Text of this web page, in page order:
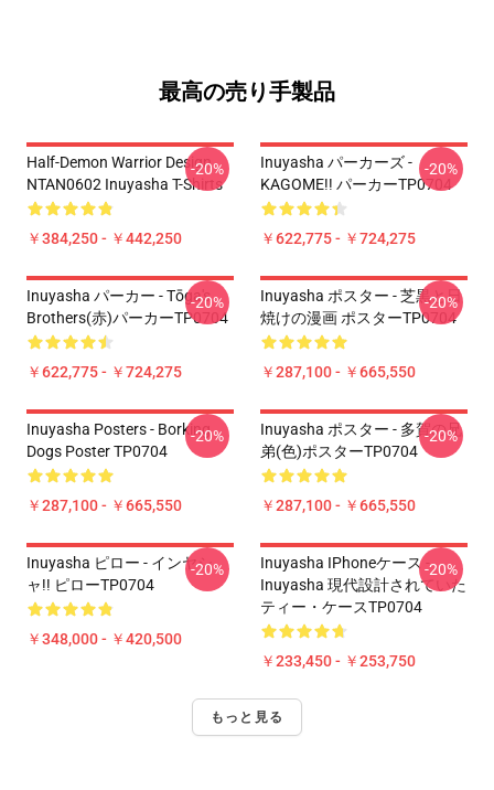
最高の売り手製品
Half-Demon Warrior Design
NTAN0602 Inuyasha T-Shirts
￥384,250 - ￥442,250
-20%
Inuyasha パーカーズ -
KAGOME!! パーカーTP0704
￥622,775 - ￥724,275
-20%
Inuyasha パーカー - Tōga's
Brothers(赤)パーカーTP0704
￥622,775 - ￥724,275
-20%
Inuyasha ポスター - 芝黒と日
焼けの漫画 ポスターTP0704
￥287,100 - ￥665,550
-20%
Inuyasha Posters - Borking
Dogs Poster TP0704
￥287,100 - ￥665,550
-20%
Inuyasha ポスター - 多賀の兄
弟(色)ポスターTP0704
￥287,100 - ￥665,550
-20%
Inuyasha ピロー - インヤシ
ャ!! ピローTP0704
￥348,000 - ￥420,500
-20%
Inuyasha IPhoneケース -
Inuyasha 現代設計されていた
ティー・ケースTP0704
￥233,450 - ￥253,750
-20%
もっと見る